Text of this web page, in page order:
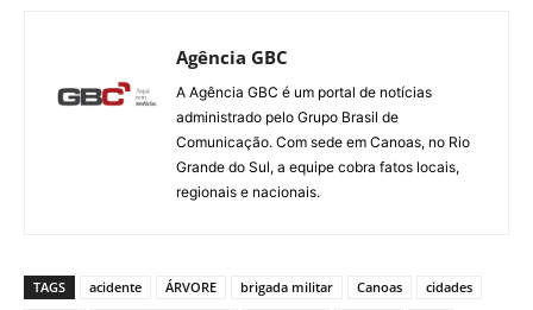
Agência GBC
A Agência GBC é um portal de notícias
administrado pelo Grupo Brasil de
Comunicação. Com sede em Canoas, no Rio
Grande do Sul, a equipe cobra fatos locais,
regionais e nacionais.
TAGS acidente ÁRVORE brigada militar Canoas
cidades